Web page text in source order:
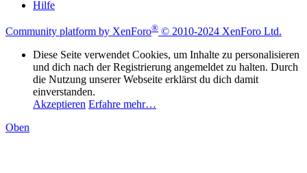
Hilfe
Community platform by XenForo® © 2010-2024 XenForo Ltd.
Diese Seite verwendet Cookies, um Inhalte zu personalisieren
und dich nach der Registrierung angemeldet zu halten. Durch
die Nutzung unserer Webseite erklärst du dich damit
einverstanden.
Akzeptieren Erfahre mehr…
Oben